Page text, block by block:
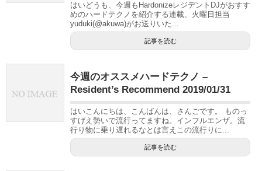
はいどうも、今週もHardonizeレジデントDJがおすす
めのハードテクノを紹介する連載、火曜日担当
yuduki(@akuwa)がお送りいた...
記事を読む
今週のオススメハードテクノ –
Resident’s Recommend 2019/01/31
はいこんにちは、こんばんは、さんごです。 ものっ
すげえ勢いで流行ってますね。インフルエンザ。流
行り物に乗り遅れるなとは言えこの流行りに...
記事を読む